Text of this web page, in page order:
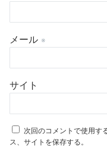
メール ※
サイト
次回のコメントで使用す
ス、サイトを保存する。